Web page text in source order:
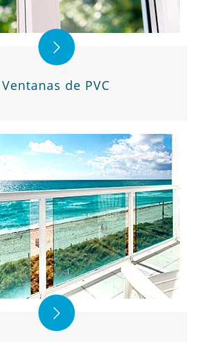
Ventanas de PVC